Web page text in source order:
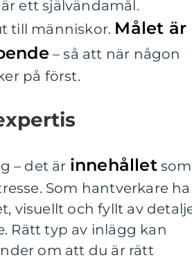
ett självändamål.
till människor. Målet är
– så att när någon
på först.
– det är innehålletsom
Som hantverkare
visuellt och fyllt av
Rätt typ av inlägg kan
om att du är rätt